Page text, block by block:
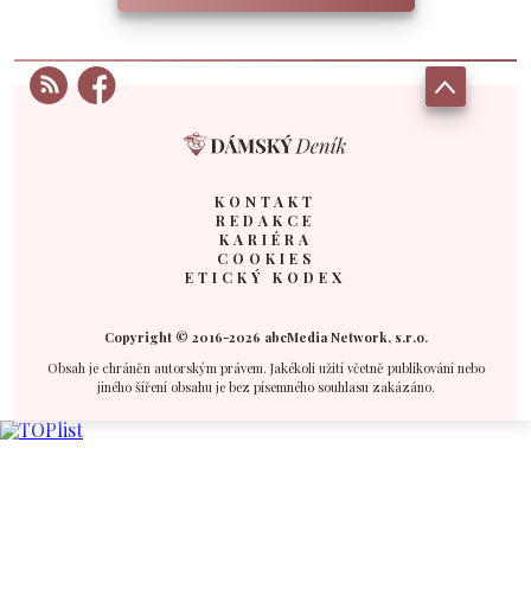
KONTAKT
REDAKCE
KARIÉRA
COOKIES
ETICKÝ KODEX
Copyright © 2016-2026 abcMedia Network, s.r.o.
Obsah je chráněn autorským právem. Jakékoli užití včetně publikování nebo
jiného šíření obsahu je bez písemného souhlasu zakázáno.